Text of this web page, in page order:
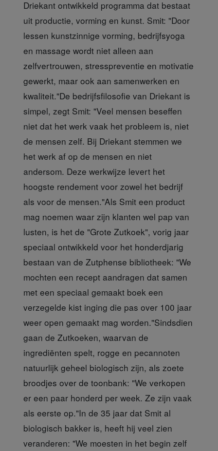
Driekant ontwikkeld programma dat bestaat
uit productie, vorming en kunst. Smit: "Door
lessen kunstzinnige vorming, bedrijfsyoga
en massage wordt niet alleen aan
zelfvertrouwen, stresspreventie en motivatie
gewerkt, maar ook aan samenwerken en
kwaliteit."De bedrijfsfilosofie van Driekant is
simpel, zegt Smit: "Veel mensen beseffen
niet dat het werk vaak het probleem is, niet
de mensen zelf. Bij Driekant stemmen we
het werk af op de mensen en niet
andersom. Deze werkwijze levert het
hoogste rendement voor zowel het bedrijf
als voor de mensen."Als Smit een product
mag noemen waar zijn klanten wel pap van
lusten, is het de "Grote Zutkoek", vorig jaar
speciaal ontwikkeld voor het honderdjarig
bestaan van de Zutphense bibliotheek: "We
mochten een recept aandragen dat samen
met een speciaal gemaakt boek een
verzegelde kist inging die pas over 100 jaar
weer open gemaakt mag worden."Sindsdien
gaan de Zutkoeken, waarvan de
ingrediënten spelt, rogge en pecannoten
natuurlijk geheel biologisch zijn, als zoete
broodjes over de toonbank: "We verkopen
er een paar honderd per week. Ze zijn vaak
als eerste op."In de 35 jaar dat Smit al
biologisch bakker is, heeft hij veel zien
veranderen: "We moesten in het begin zelf